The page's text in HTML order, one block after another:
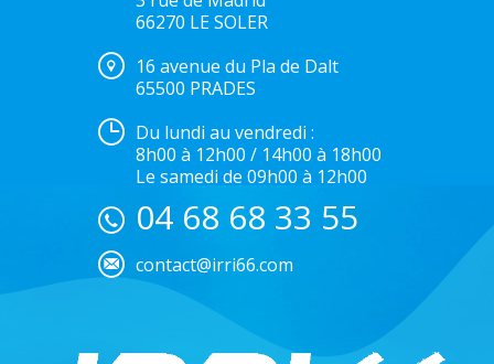
66270 LE SOLER
16 avenue du Pla de Dalt
65500 PRADES
Du lundi au vendredi :
8h00 à 12h00 / 14h00 à 18h00
Le samedi de 09h00 à 12h00
04 68 68 33 55
contact@irri66.com